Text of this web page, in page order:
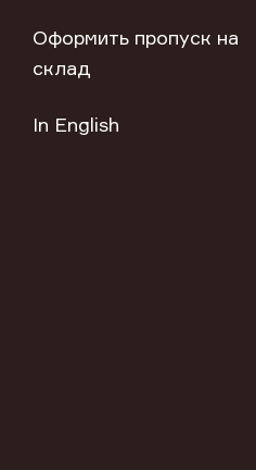
Оформить пропуск на
склад
In English